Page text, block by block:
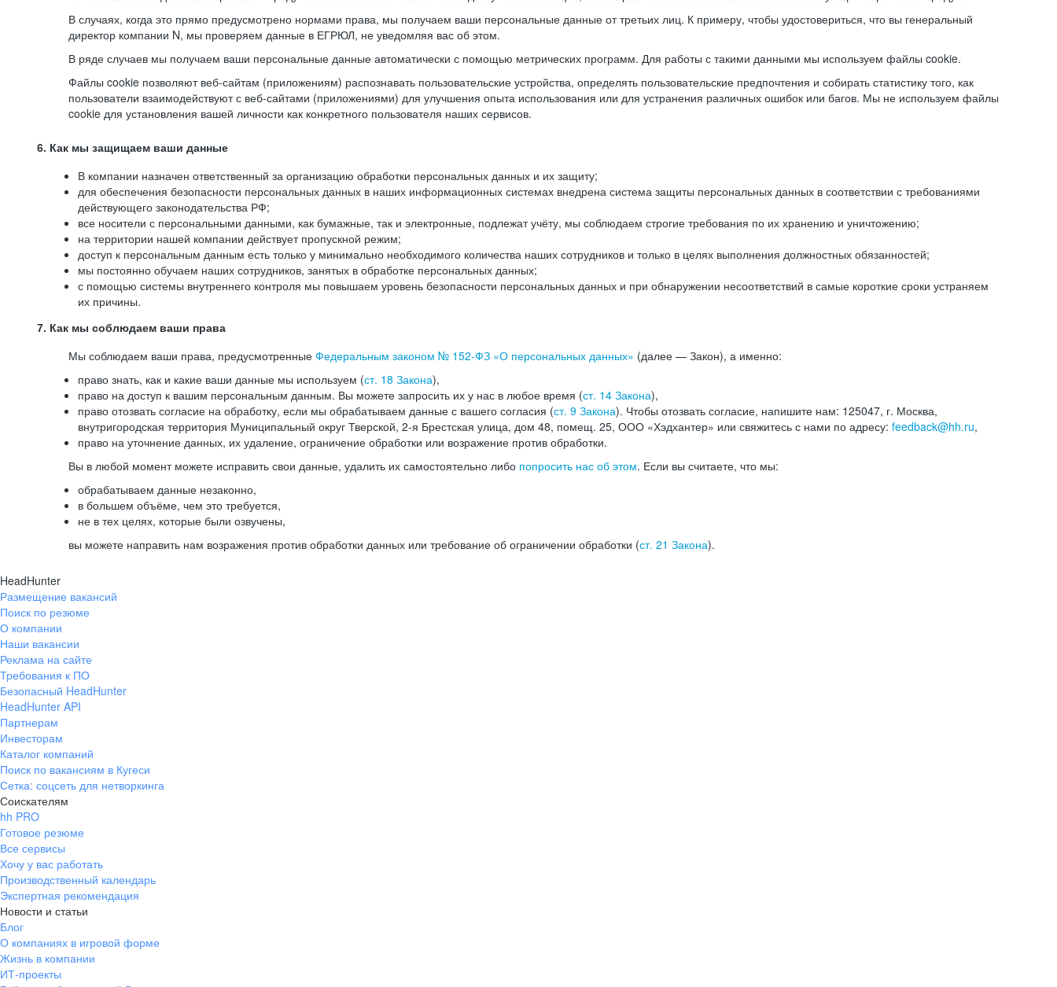
В случаях, когда это прямо предусмотрено нормами права, мы получаем ваши персональные данные от третьих лиц. К примеру, чтобы удостовериться, что вы генеральный
директор компании N, мы проверяем данные в ЕГРЮЛ, не уведомляя вас об этом.
В ряде случаев мы получаем ваши персональные данные автоматически с помощью метрических программ. Для работы с такими данными мы используем файлы cookie.
Файлы cookie позволяют веб-сайтам (приложениям) распознавать пользовательские устройства, определять пользовательские предпочтения и собирать статистику того, как
пользователи взаимодействуют с веб-сайтами (приложениями) для улучшения опыта использования или для устранения различных ошибок или багов. Мы не используем файлы
cookie для установления вашей личности как конкретного пользователя наших сервисов.
6. Как мы защищаем ваши данные
В компании назначен ответственный за организацию обработки персональных данных и их защиту;
для обеспечения безопасности персональных данных в наших информационных системах внедрена система защиты персональных данных в соответствии с требованиями
действующего законодательства РФ;
все носители с персональными данными, как бумажные, так и электронные, подлежат учёту, мы соблюдаем строгие требования по их хранению и уничтожению;
на территории нашей компании действует пропускной режим;
доступ к персональным данным есть только у минимально необходимого количества наших сотрудников и только в целях выполнения должностных обязанностей;
мы постоянно обучаем наших сотрудников, занятых в обработке персональных данных;
с помощью системы внутреннего контроля мы повышаем уровень безопасности персональных данных и при обнаружении несоответствий в самые короткие сроки устраняем
их причины.
7. Как мы соблюдаем ваши права
Мы соблюдаем ваши права, предусмотренные Федеральным законом № 152-ФЗ «О персональных данных» (далее — Закон), а именно:
право знать, как и какие ваши данные мы используем (ст. 18 Закона),
право на доступ к вашим персональным данным. Вы можете запросить их у нас в любое время (ст. 14 Закона),
право отозвать согласие на обработку, если мы обрабатываем данные с вашего согласия (ст. 9 Закона). Чтобы отозвать согласие, напишите нам: 125047, г. Москва,
внутригородская территория Муниципальный округ Тверской, 2-я Брестская улица, дом 48, помещ. 25, ООО «Хэдхантер» или свяжитесь с нами по адресу: feedback@hh.ru,
право на уточнение данных, их удаление, ограничение обработки или возражение против обработки.
Вы в любой момент можете исправить свои данные, удалить их самостоятельно либо попросить нас об этом. Если вы считаете, что мы:
обрабатываем данные незаконно,
в большем объёме, чем это требуется,
не в тех целях, которые были озвучены,
вы можете направить нам возражения против обработки данных или требование об ограничении обработки (ст. 21 Закона).
HeadHunter
Размещение вакансий
Поиск по резюме
О компании
Наши вакансии
Реклама на сайте
Требования к ПО
Безопасный HeadHunter
HeadHunter API
Партнерам
Инвесторам
Каталог компаний
Поиск по вакансиям в Кугеси
Сетка: соцсеть для нетворкинга
Соискателям
hh PRO
Готовое резюме
Все сервисы
Хочу у вас работать
Производственный календарь
Экспертная рекомендация
Новости и статьи
Блог
О компаниях в игровой форме
Жизнь в компании
ИТ-проекты